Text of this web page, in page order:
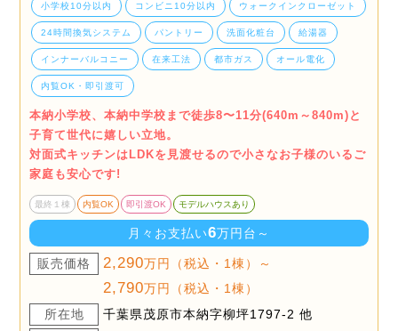
小学校10分以内 コンビニ10分以内 ウォークインクローゼット
24時間換気システム パントリー 洗面化粧台 給湯器
インナーバルコニー 在来工法 都市ガス オール電化
内覧OK・即引渡可
本納小学校、本納中学校まで徒歩8〜11分(640m～840m)と
子育て世代に嬉しい立地。
対面式キッチンはLDKを見渡せるので小さなお子様のいるご
家庭も安心です!
最終１棟 内覧OK 即引渡OK モデルハウスあり
月々お支払い6万円台～
販売価格 2,290万円（税込・1棟）～
2,790万円（税込・1棟）
所在地
千葉県茂原市本納字柳坪1797-2 他